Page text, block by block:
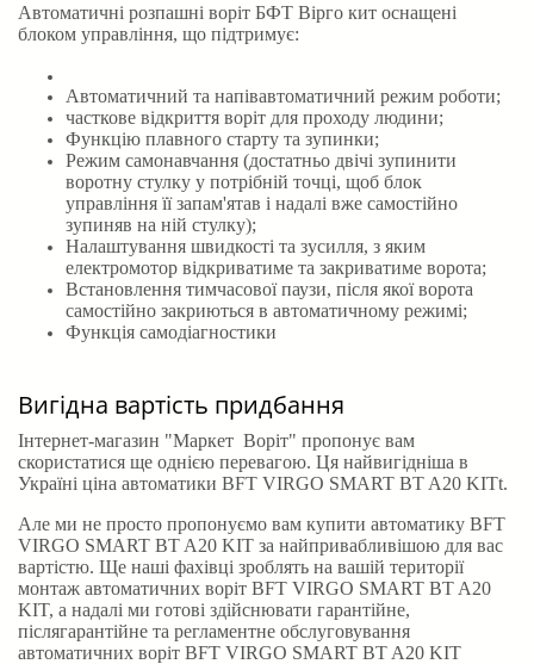
Автоматичні розпашні воріт БФТ Вірго кит оснащені
блоком управління, що підтримує:
Автоматичний та напівавтоматичний режим роботи;
часткове відкриття воріт для проходу людини;
Функцію плавного старту та зупинки;
Режим самонавчання (достатньо двічі зупинити
воротну стулку у потрібній точці, щоб блок
управління її запам'ятав і надалі вже самостійно
зупиняв на ній стулку);
Налаштування швидкості та зусилля, з яким
електромотор відкриватиме та закриватиме ворота;
Встановлення тимчасової паузи, після якої ворота
самостійно закриються в автоматичному режимі;
Функція самодіагностики
Вигідна вартість придбання
Інтернет-магазин "Маркет Воріт" пропонує вам
скористатися ще однією перевагою. Ця найвигідніша в
Україні ціна автоматики BFT VIRGO SMART BT A20 KITt.
Але ми не просто пропонуємо вам купити автоматику BFT
VIRGO SMART BT A20 KIT за найпривабливішою для вас
вартістю. Ще наші фахівці зроблять на вашій території
монтаж автоматичних воріт BFT VIRGO SMART BT A20
KIT, а надалі ми готові здійснювати гарантійне,
післягарантійне та регламентне обслуговування
автоматичних воріт BFT VIRGO SMART BT A20 KIT